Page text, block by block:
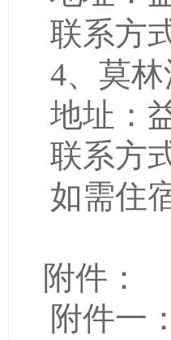
联系方
4、莫
地址：
联系方
如需住
附件：
附件一